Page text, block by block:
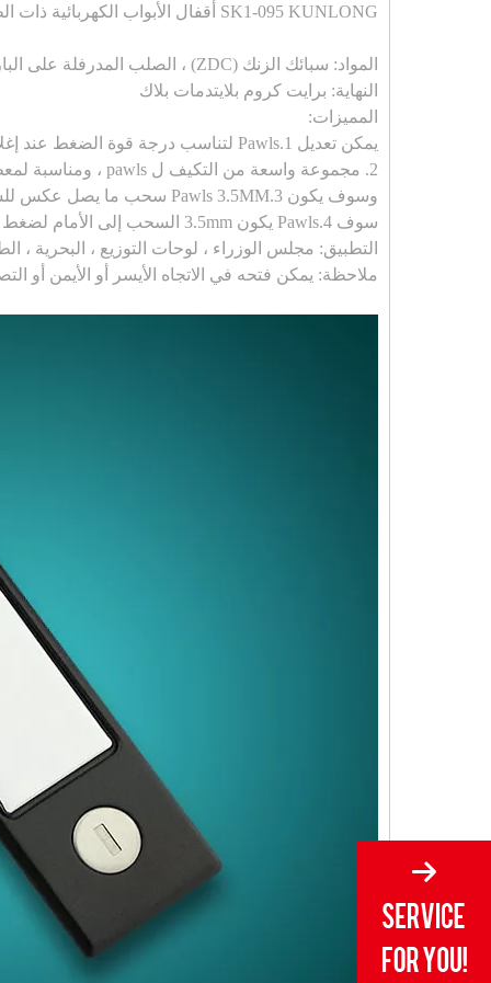
SK1-095 KUNLONG أقفال الأبواب الكهربائية ذات الطراز العام
المواد: سبائك الزنك (ZDC) ، الصلب المدرفلة على البارد
النهاية: برايت كروم بلايتدمات بلاك
المميزات:
يمكن تعديل 1.Pawls لتناسب درجة قوة الضغط عند إغلاقه
2. مجموعة واسعة من التكيف ل pawls ، ومناسبة لمعظم لوحة الباب
وسوف يكون 3.Pawls 3.5MM سحب ما يصل عكس للسماح لل رافعة استدارة بسلاسة
سوف 4.Pawls يكون 3.5mm السحب إلى الأمام لضغط مربع ومجلس الوزراء خزانة بشكل آمن
التطبيق: مجلس الوزراء ، لوحات التوزيع ، البحرية ،
ملاحظة: يمكن فتحه في الاتجاه الأيسر أو الأيمن أو